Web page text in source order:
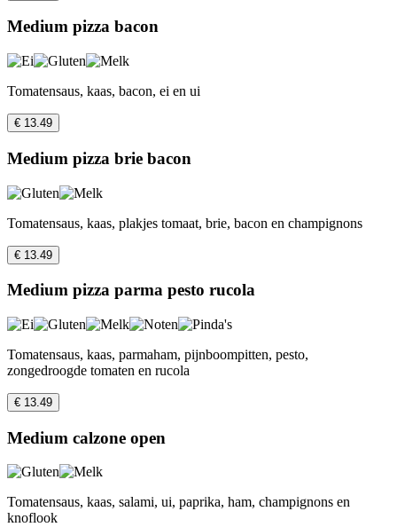
Medium pizza bacon
Tomatensaus, kaas, bacon, ei en ui
€ 13.49
Medium pizza brie bacon
Tomatensaus, kaas, plakjes tomaat, brie, bacon en champignons
€ 13.49
Medium pizza parma pesto rucola
Tomatensaus, kaas, parmaham, pijnboompitten, pesto,
zongedroogde tomaten en rucola
€ 13.49
Medium calzone open
Tomatensaus, kaas, salami, ui, paprika, ham, champignons en
knoflook